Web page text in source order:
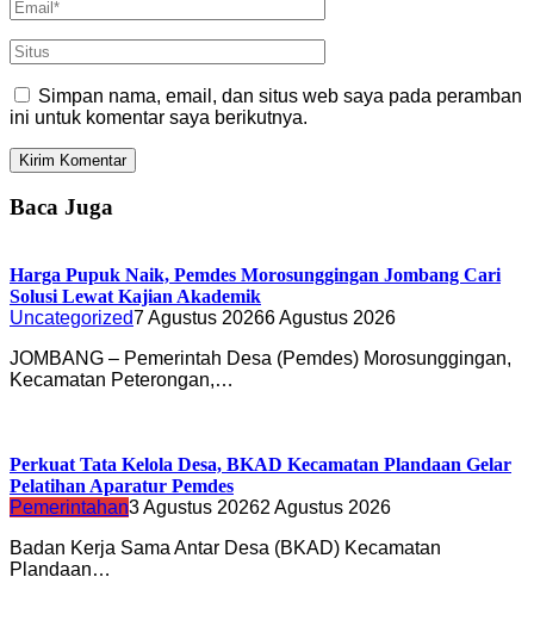
Simpan nama, email, dan situs web saya pada peramban
ini untuk komentar saya berikutnya.
Baca Juga
Harga Pupuk Naik, Pemdes Morosunggingan Jombang Cari
Solusi Lewat Kajian Akademik
Uncategorized7 Agustus 20266 Agustus 2026
JOMBANG – Pemerintah Desa (Pemdes) Morosunggingan,
Kecamatan Peterongan,…
Perkuat Tata Kelola Desa, BKAD Kecamatan Plandaan Gelar
Pelatihan Aparatur Pemdes
Pemerintahan3 Agustus 20262 Agustus 2026
Badan Kerja Sama Antar Desa (BKAD) Kecamatan
Plandaan…